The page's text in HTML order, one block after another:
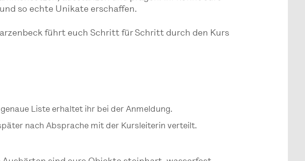
so echte Unikate erschaffen.
führt euch Schritt für Schritt durch den Kurs
Liste erhaltet ihr bei der Anmeldung.
nach Absprache mit der Kursleiterin verteilt.